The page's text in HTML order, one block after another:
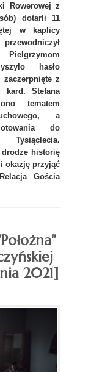
Rowerowej z
dotarli 11
w kaplicy
hasło
z
kard. Stefana
tematem
a
do
historię
okazję przyjąć
Gościa
2021]